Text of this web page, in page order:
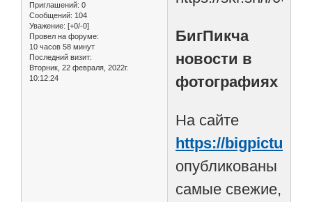
Приглашений: 0
Сообщений: 104
Уважение: [+0/-0]
Провел на форуме:
10 часов 58 минут
Последний визит:
Вторник, 22 февраля, 2022г.
10:12:24
БигПикча
новости в
фотографиях
На сайте
https://
опубликованы
самые свежие,